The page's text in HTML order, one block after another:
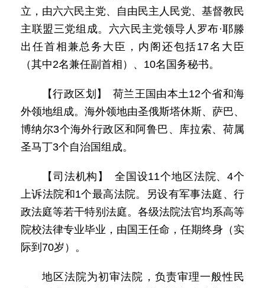
立，由六六民主党、自由民主人民党、基督教民
主联盟三党组成。六六民主党领导人罗布·耶滕
出任首相兼总务大臣，内阁还包括17名大臣
（其中2名兼任副首相）、10名国务秘书。
【行政区划】 荷兰王国由本土12个省和海
外领地组成。海外领地由圣俄斯塔休斯、萨巴、
博纳尔3个海外行政区和阿鲁巴、库拉索、荷属
圣马丁3个自治国组成。
【司法机构】 全国设11个地区法院、4个
上诉法院和1个最高法院。另设有军事法庭、行
政法庭等若干特别法庭。各级法院法官均系高等
院校法律专业毕业，由国王任命，任期终身（实
际到70岁）。
地区法院为初审法院，负责审理一般性民